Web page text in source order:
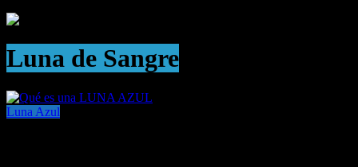
Luna de Sangre
Luna Azul